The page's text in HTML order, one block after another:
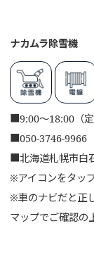
ナカムラ除雪機
■9:00～18:00（定
■050-3746-9966
■北海道札幌市白
※アイコンをタッ
※車のナビだと正
マップでご確認の